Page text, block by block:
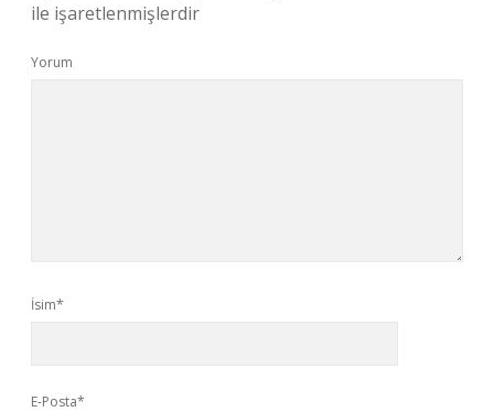
ile işaretlenmişlerdir
Yorum
İsim*
E-Posta*